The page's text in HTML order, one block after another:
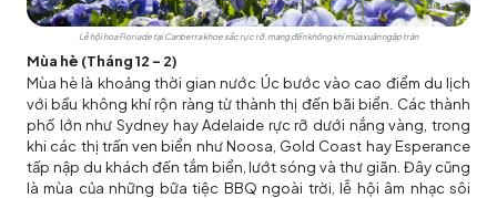
Lễ hội hoa Floriade tại Canberra khoe sắc rực rỡ, mang đến không khí mùa xuân ngập tràn
Mùa hè (Tháng 12 - 2)
Mùa hè là khoảng thời gian nước Úc bước vào cao điểm du lịch
với bầu không khí rộn ràng từ thành thị đến bãi biển. Các thành
phố lớn như Sydney hay Adelaide rực rỡ dưới nắng vàng, trong
khi các thị trấn ven biển như Noosa, Gold Coast hay Esperance
tấp nập du khách đến tắm biển, lướt sóng và thư giãn. Đây cũng
là mùa của những bữa tiệc BBQ ngoài trời, lễ hội âm nhạc sôi